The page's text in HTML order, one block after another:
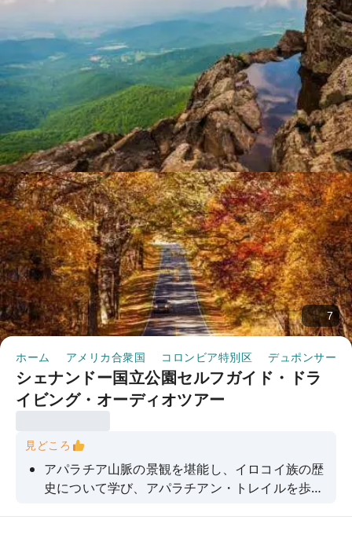
7
ホーム アメリカ合衆国 コロンビア特別区 デュポンサーク
シェナンドー国立公園セルフガイド・ドラ
イビング・オーディオツアー
見どころ
アパラチア山脈の景観を堪能し、イロコイ族の歴
史について学び、アパラチアン・トレイルを歩い